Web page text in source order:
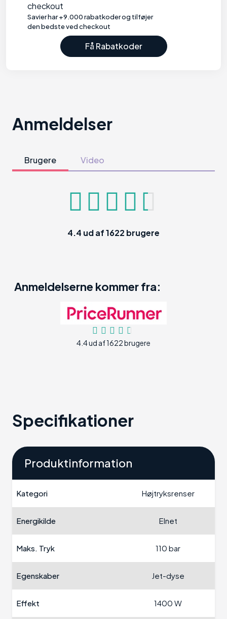
checkout
Savier har +9.000 rabatkoder og tilføjer
den bedste ved checkout
Få Rabatkoder
Anmeldelser
Brugere Video
4.4 ud af1622 brugere
Anmeldelserne kommer fra:
4.4 ud af 1622 brugere
Specifikationer
Produktinformation
Kategori Højtryksrenser
Energikilde Elnet
Maks. Tryk 110 bar
Egenskaber Jet-dyse
Effekt 1400 W